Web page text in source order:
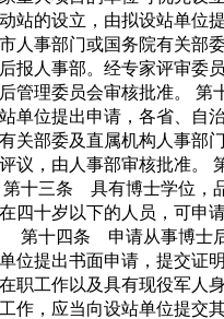
的设立，由拟设站单位提
人事部门或国务院有关部
报人事部。经专家评审委
管理委员会审核批准。
单位提出申请，各省、自
关部委及直属机构人事部
议，由人事部审核批准。
三条 具有博士学位，
四十岁以下的人员，可申
十四条 申请从事博士
位提出书面申请，提交证
职工作以及具有现役军人
作，应当向设站单位提交其